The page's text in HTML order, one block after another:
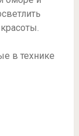
в технике